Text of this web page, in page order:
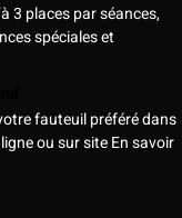
3 places par séances,
spéciales et
fauteuil préféré dans
ou sur siteEn savoir